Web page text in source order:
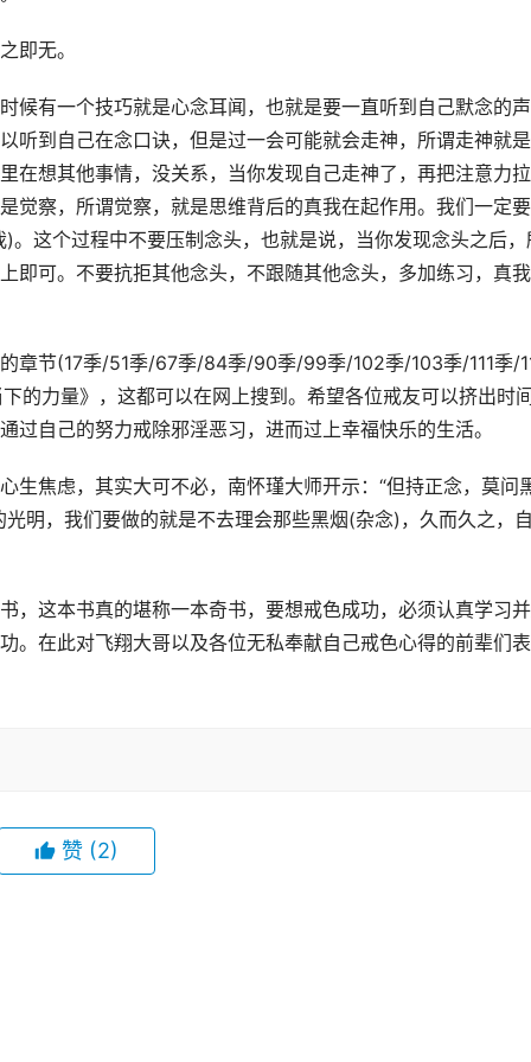
即无。
候有一个技巧就是心念耳闻，也就是要一直听到自己默念的声
听到自己在念口诀，但是过一会可能就会走神，所谓走神就
在想其他事情，没关系，当你发现自己走神了，再把注意力
觉察，所谓觉察，就是思维背后的真我在起作用。我们一定
。这个过程中不要压制念头，也就是说，当你发现念头之后，
即可。不要抗拒其他念头，不跟随其他念头，多加练习，真
章节(17季/51季/67季/84季/90季/99季/102季/103季/111季/
的力量》，这都可以在网上搜到。希望各位戒友可以挤出时间
自己的努力戒除邪淫恶习，进而过上幸福快乐的生活。
生焦虑，其实大可不必，南怀瑾大师开示：“但持正念，莫问
明，我们要做的就是不去理会那些黑烟(杂念)，久而久之，自
，这本书真的堪称一本奇书，要想戒色成功，必须认真学习
。在此对飞翔大哥以及各位无私奉献自己戒色心得的前辈们
赞 (2)